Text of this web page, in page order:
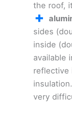
the roof,
sides
inside
available
reflective
very